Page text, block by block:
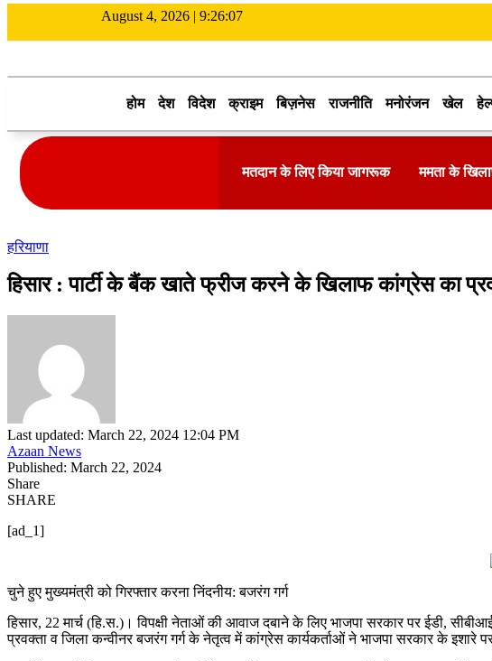
August 4, 2026 |9:26:07
होम देश विदेश क्राइम बिज़नेस राजनीति मनोरंजन खेल
मतदान के लिए किया जागरूक ममता के
हरियाणा
हिसार : पार्टी के बैंक खाते फ्रीज करने के खिलाफ कांग्रेस का
Last updated: March 22, 2024 12:04 PM
Azaan News
Published: March 22, 2024
Share
SHARE
[ad_1]
चुने हुए मुख्यमंत्री को गिरफ्तार करना निंदनीय: बजरंग गर्ग
हिसार, 22 मार्च (हि.स.)। विपक्षी नेताओं की आवाज दबाने के लिए भाजपा सरकार पर ईडी,
प्रवक्ता व जिला कन्वीनर बजरंग गर्ग के नेतृत्व में कांग्रेस कार्यकर्ताओं ने भाजपा सरकार के